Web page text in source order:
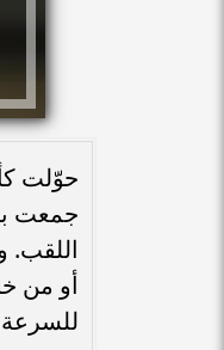
جمعت
اللقب.
أو من
للسرعة